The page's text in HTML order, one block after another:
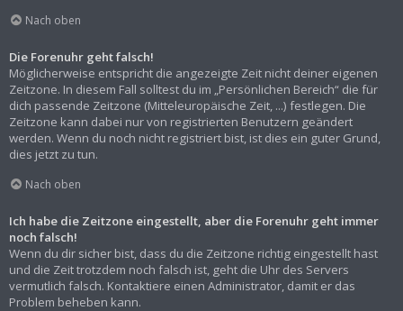
Nach oben
Die Forenuhr geht falsch!
Möglicherweise entspricht die angezeigte Zeit nicht deiner eigenen
Zeitzone. In diesem Fall solltest du im „Persönlichen Bereich“ die für
dich passende Zeitzone (Mitteleuropäische Zeit, ...) festlegen. Die
Zeitzone kann dabei nur von registrierten Benutzern geändert
werden. Wenn du noch nicht registriert bist, ist dies ein guter Grund,
dies jetzt zu tun.
Nach oben
Ich habe die Zeitzone eingestellt, aber die Forenuhr geht immer
noch falsch!
Wenn du dir sicher bist, dass du die Zeitzone richtig eingestellt hast
und die Zeit trotzdem noch falsch ist, geht die Uhr des Servers
vermutlich falsch. Kontaktiere einen Administrator, damit er das
Problem beheben kann.